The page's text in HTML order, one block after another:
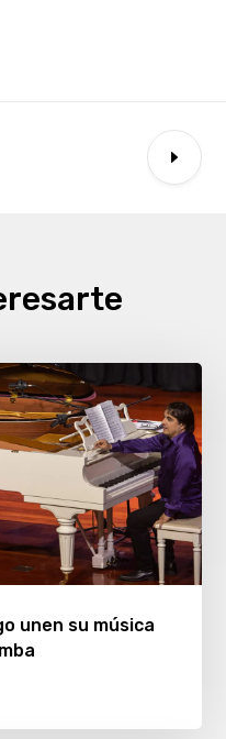
unen su música